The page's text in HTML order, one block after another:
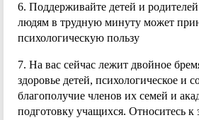
6. Поддерживайте детей и
людям в трудную минуту может
психологическую пользу
7. На вас сейчас лежит двойное
здоровье детей, психологическое и
благополучие членов их семей и
подготовку учащихся. Относитесь к